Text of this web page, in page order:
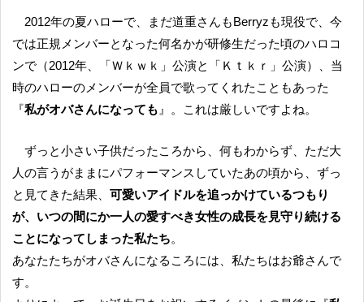
2012年の夏ハローで、まだ道重さんもBerryzも現役で、今
では正規メンバーとなった何名かが研修生だった頃のハロコ
ンで（2012年、「Ｗｋｗｋ」公演と「Ｋｔｋｒ」公演）、当
時のハローのメンバーが全員で歌ってくれたこともあった
『私がオバさんになっても』。これは厳しいですよね。
ずっと小さい子供だったころから、何もわからず、ただ大
人の言うがままにパフォーマンスしていたあの頃から、ずっ
と見てきた結果、 可愛いアイドルを追っかけているつもり
が、いつの間にか一人の愛すべき女性の成長を見守り続ける
ことになってしまった私たち。
あなたたちがオバさんになるころには、私たちはお爺さんで
す。